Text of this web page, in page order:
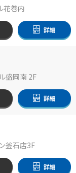
花巻内
詳細
盛岡南 2F
詳細
釜石店3F
詳細